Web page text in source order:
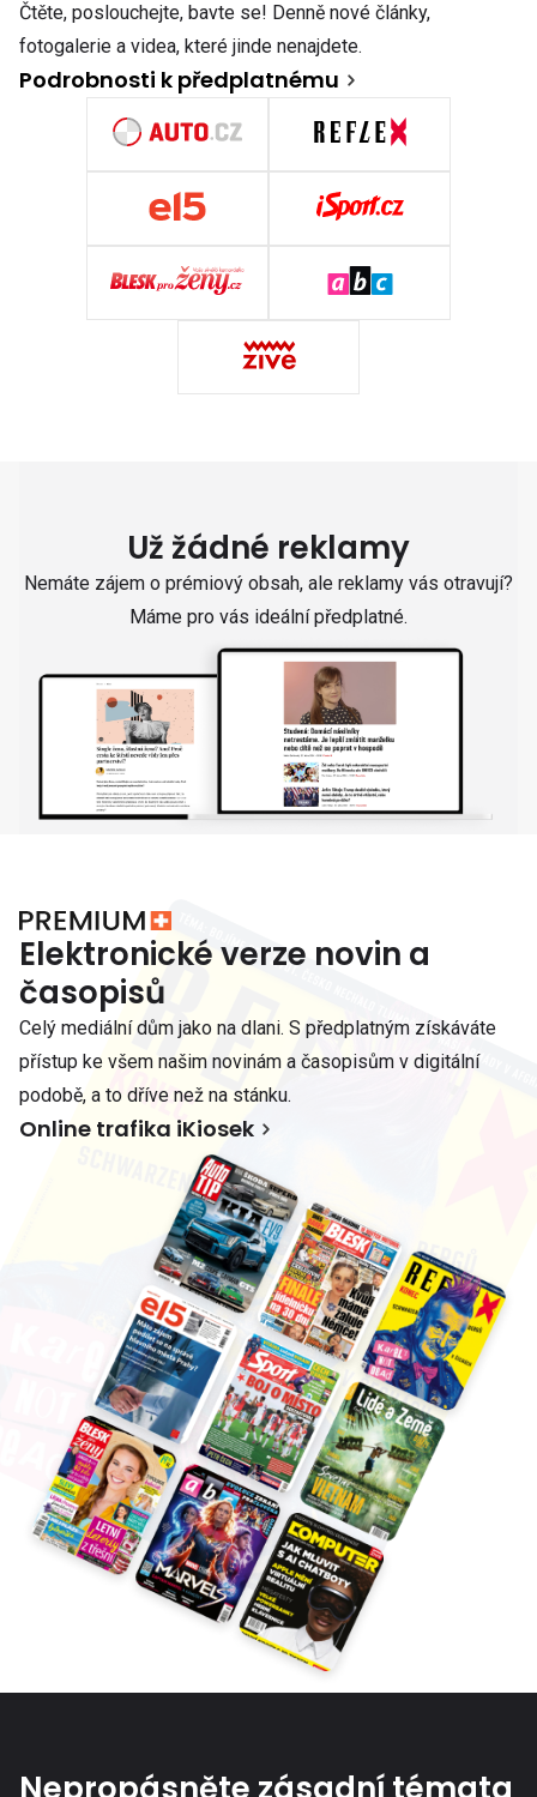
Čtěte, poslouchejte, bavte se! Denně nové články,
fotogalerie a videa, které jinde nenajdete.
Podrobnosti k předplatnému
Už žádné reklamy
Nemáte zájem o prémiový obsah, ale reklamy vás otravují?
Máme pro vás ideální předplatné.
Elektronické verze novin a
časopisů
Celý mediální dům jako na dlani. S předplatným získáváte
přístup ke všem našim novinám a časopisům v digitální
podobě, a to dříve než na stánku.
Online trafika iKiosek